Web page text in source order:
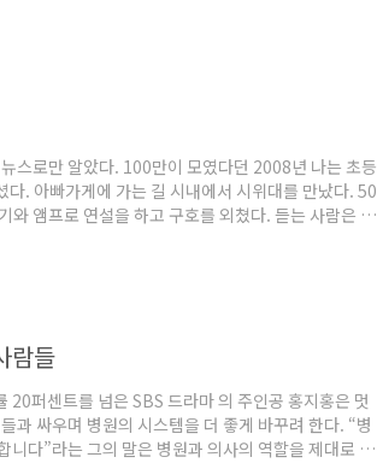
클링 제품들, 동물성 성분을 포함하지 않고 동물실
스로만 알았다. 100만이 모였다던 2008년 나는 초등
. 아빠가게에 가는 길 시내에서 시위대를 만났다. 50
와 앰프로 연설을 하고 구호를 외쳤다. 듣는 사람은 없
지만, 그렇지 않을 때가 더 많았다. 나도 마찬가지였
람들
20퍼센트를 넘은 SBS 드라마 의 주인공 홍지홍은 멋
과 싸우며 병원의 시스템을 더 좋게 바꾸려 한다. “병
니다”라는 그의 말은 병원과 의사의 역할을 제대로 짚